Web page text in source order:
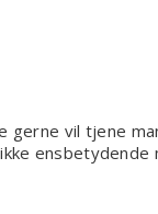
vil tjene